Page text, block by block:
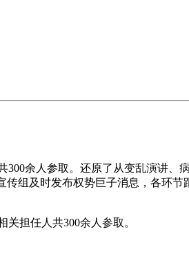
余人参取。还原了从变乱演讲、
组及时发布权势巨子消息，各环
担任人共300余人参取。